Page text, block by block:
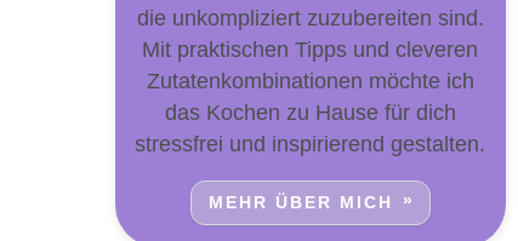
die unkompliziert zuzubereiten sind.
Mit praktischen Tipps und cleveren
Zutatenkombinationen möchte ich
das Kochen zu Hause für dich
stressfrei und inspirierend gestalten.
MEHR ÜBER MICH